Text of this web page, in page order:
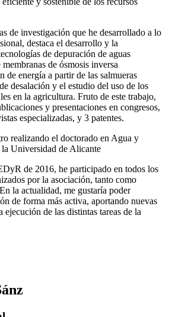
de investigación que he desarrollado a lo
destaca el desarrollo y la
de depuración de aguas
de ósmosis inversa
de energía a partir de las salmueras
desalación y el estudio del uso de los
en la agricultura. Fruto de este trabajo,
y presentaciones en congresos,
especializadas, y 3 patentes.
realizando el doctorado en Agua y
Universidad de Alicante
de 2016, he participado en todos los
por la asociación, tanto como
la actualidad, me gustaría poder
de forma más activa, aportando nuevas
ejecución de las distintas tareas de la